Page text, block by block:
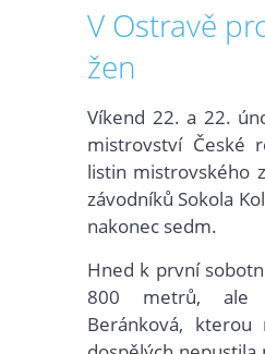
V Ostravě
žen
Víkend 22. a 22.
mistrovství České
listin mistrovského
závodníků Sokola
nakonec sedm.
Hned k první
800 metrů, ale
Beránková,